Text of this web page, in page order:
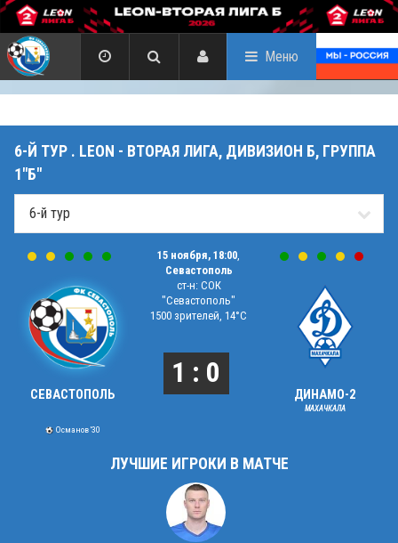
Меню
6-Й ТУР . LEON - ВТОРАЯ ЛИГА, ДИВИЗИОН Б, ГРУППА
1"Б"
СЕВАСТОПОЛЬ
Османов '30
15 ноября, 18:00
Севастополь
ст-н: СОК
"Севастополь"
1500 зрителей, 14°C
1 : 0
ДИНАМО-2
МАХАЧКАЛА
ЛУЧШИЕ ИГРОКИ В МАТЧЕ